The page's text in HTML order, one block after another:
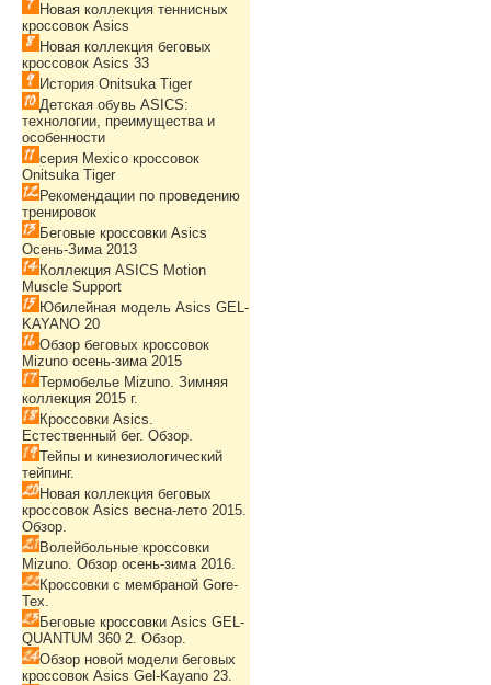
Новая коллекция теннисных
кроссовок Asics
Новая коллекция беговых
кроссовок Asics 33
История Onitsuka Tiger
Детская обувь ASICS:
технологии, преимущества и
особенности
серия Mexico кроссовок
Onitsuka Tiger
Рекомендации по проведению
тренировок
Беговые кроссовки Asics
Осень-Зима 2013
Коллекция ASICS Motion
Muscle Support
Юбилейная модель Asics GEL-
KAYANO 20
Обзор беговых кроссовок
Mizuno осень-зима 2015
Термобелье Mizuno. Зимняя
коллекция 2015 г.
Кроссовки Asics.
Естественный бег. Обзор.
Тейпы и кинезиологический
тейпинг.
Новая коллекция беговых
кроссовок Asics весна-лето 2015.
Обзор.
Волейбольные кроссовки
Mizuno. Обзор осень-зима 2016.
Кроссовки с мембраной Gore-
Tex.
Беговые кроссовки Asics GEL-
QUANTUM 360 2. Обзор.
Обзор новой модели беговых
кроссовок Asics Gel-Kayano 23.